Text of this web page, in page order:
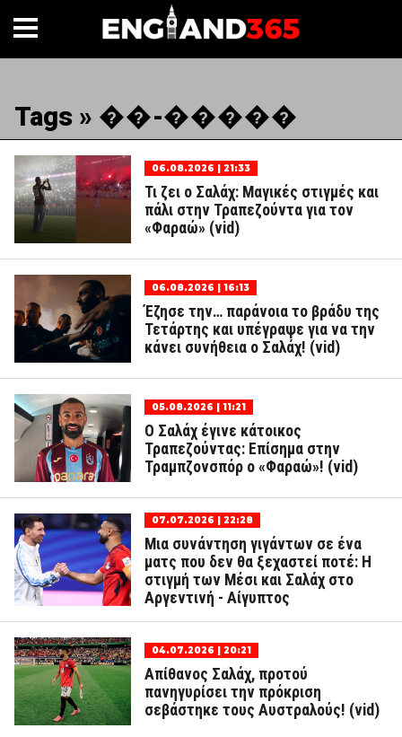
Tags » ��-�����
06.08.2026 | 21:33
Τι ζει ο Σαλάχ: Μαγικές στιγμές και
πάλι στην Τραπεζούντα για τον
«Φαραώ» (vid)
06.08.2026 | 16:13
Έζησε την… παράνοια το βράδυ της
Τετάρτης και υπέγραψε για να την
κάνει συνήθεια ο Σαλάχ! (vid)
05.08.2026 | 11:21
Ο Σαλάχ έγινε κάτοικος
Τραπεζούντας: Επίσημα στην
Τραμπζονσπόρ ο «Φαραώ»! (vid)
07.07.2026 | 22:28
Μια συνάντηση γιγάντων σε ένα
ματς που δεν θα ξεχαστεί ποτέ: Η
στιγμή των Μέσι και Σαλάχ στο
Αργεντινή - Αίγυπτος
04.07.2026 | 20:21
Απίθανος Σαλάχ, προτού
πανηγυρίσει την πρόκριση
σεβάστηκε τους Αυστραλούς! (vid)